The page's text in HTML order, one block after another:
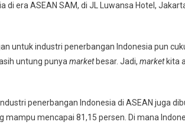
di era ASEAN SAM, di JL Luwansa Hotel,
untuk industri penerbangan Indonesia pun
untung punyamarketbesar. Jadi, marketkita
penerbangan Indonesia di ASEAN juga
mampu mencapai 81,15 persen. Di mana